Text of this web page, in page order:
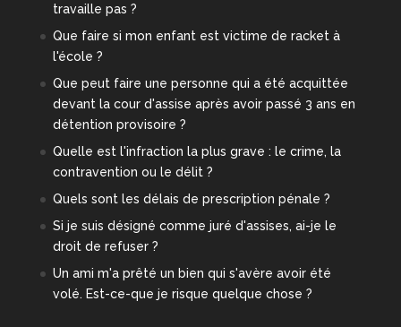
travaille pas ?
Que faire si mon enfant est victime de racket à
l'école ?
Que peut faire une personne qui a été acquittée
devant la cour d'assise après avoir passé 3 ans en
détention provisoire ?
Quelle est l'infraction la plus grave : le crime, la
contravention ou le délit ?
Quels sont les délais de prescription pénale ?
Si je suis désigné comme juré d'assises, ai-je le
droit de refuser ?
Un ami m'a prêté un bien qui s'avère avoir été
volé. Est-ce-que je risque quelque chose ?